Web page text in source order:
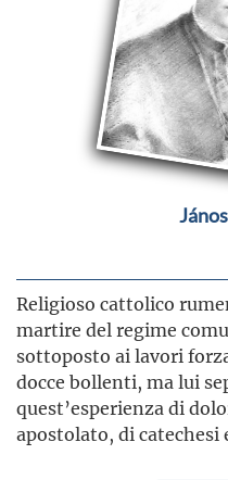
Religioso cattolico
martire del regime
sottoposto ai lavori
docce bollenti, ma lui
quest’esperienza di
apostolato, di catechesi